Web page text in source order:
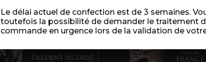
Le délai actuel de confection est de 3 semaines.
toutefois la possibilité de demander le traitement
commande en urgence lors de la validation de